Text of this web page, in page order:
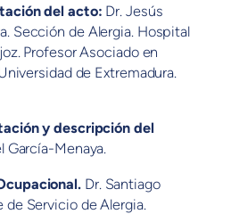
del acto: Dr. Jesús
Sección de Alergia. Hospital
Profesor Asociado en
de Extremadura.
y descripción del
García-Menaya.
Dr. Santiago
Servicio de Alergia.